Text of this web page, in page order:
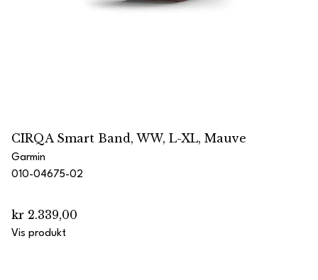
CIRQA Smart Band, WW, L-XL, Mauve
Garmin
010-04675-02
kr 2.339,00
Vis produkt